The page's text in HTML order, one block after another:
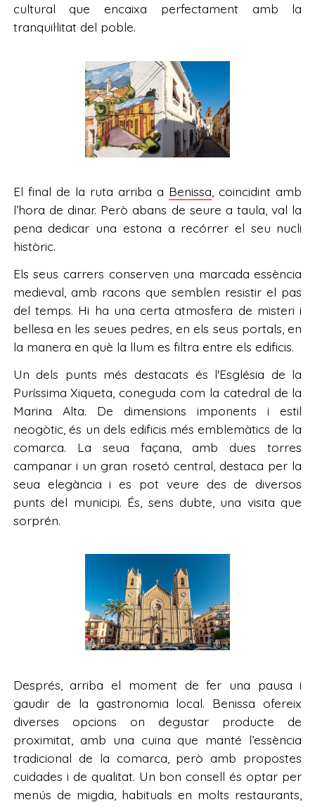
cultural que encaixa perfectament amb la
tranquil·litat del poble.
El final de la ruta arriba a Benissa , coincidint amb
l’hora de dinar. Però abans de seure a taula, val la
pena dedicar una estona a recórrer el seu nucli
històric.
Els seus carrers conserven una marcada essència
medieval, amb racons que semblen resistir el pas
del temps. Hi ha una certa atmosfera de misteri i
bellesa en les seues pedres, en els seus portals, en
la manera en què la llum es filtra entre els edificis.
Un dels punts més destacats és l'Església de la
Puríssima Xiqueta, coneguda com la catedral de la
Marina Alta. De dimensions imponents i estil
neogòtic, és un dels edificis més emblemàtics de la
comarca. La seua façana, amb dues torres
campanar i un gran rosetó central, destaca per la
seua elegància i es pot veure des de diversos
punts del municipi. És, sens dubte, una visita que
sorprén.
Després, arriba el moment de fer una pausa i
gaudir de la gastronomia local. Benissa ofereix
diverses opcions on degustar producte de
proximitat, amb una cuina que manté l’essència
tradicional de la comarca, però amb propostes
cuidades i de qualitat. Un bon consell és optar per
menús de migdia, habituals en molts restaurants,